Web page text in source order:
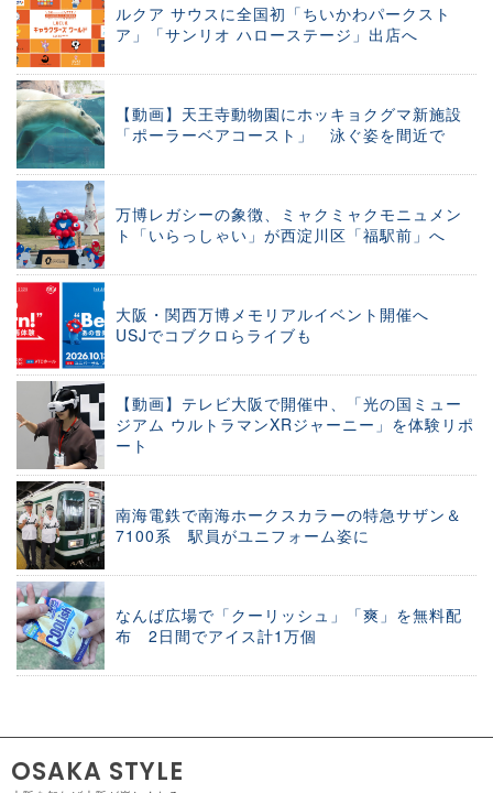
ルクア サウスに全国初「ちいかわパークスト
ア」「サンリオ ハローステージ」出店へ
【動画】天王寺動物園にホッキョクグマ新施設
「ポーラーベアコースト」 泳ぐ姿を間近で
万博レガシーの象徴、ミャクミャクモニュメン
ト「いらっしゃい」が西淀川区「福駅前」へ
大阪・関西万博メモリアルイベント開催へ
USJでコブクロらライブも
【動画】テレビ大阪で開催中、「光の国ミュー
ジアム ウルトラマンXRジャーニー」を体験リポ
ート
南海電鉄で南海ホークスカラーの特急サザン＆
7100系 駅員がユニフォーム姿に
なんば広場で「クーリッシュ」「爽」を無料配
布 2日間でアイス計1万個
OSAKA STYLE